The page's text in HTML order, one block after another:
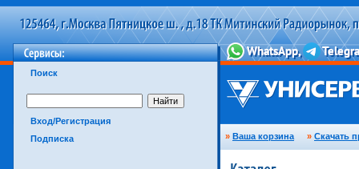
Поиск
Вход/Регистрация
Подписка
» Ваша корзина » Скачать